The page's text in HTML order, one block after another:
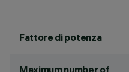
Fattore di potenza
Maximum number of